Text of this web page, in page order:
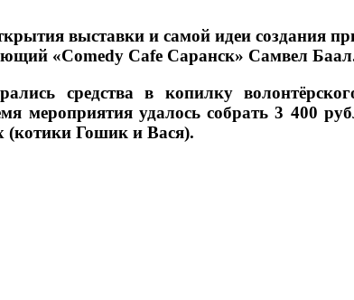
выставки и самой идеи создания
«Comedy Cafe Саранск» Самвел
средства в копилку
мероприятия удалось собрать 3 400
(котики Гошик и Вася).